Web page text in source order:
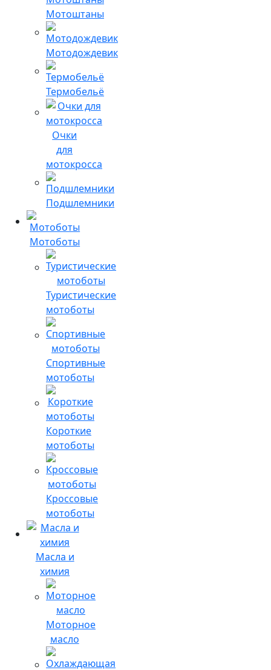
Мотоштаны
Мотодождевик
Термобельё
Очки
для
мотокросса
Подшлемники
Мотоботы
Туристические
мотоботы
Спортивные
мотоботы
Короткие
мотоботы
Кроссовые
мотоботы
Масла и
химия
Моторное
масло